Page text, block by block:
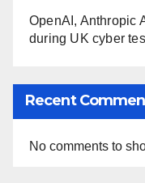
OpenAI, Anthropic
during UK cyber
Recent
No comments to